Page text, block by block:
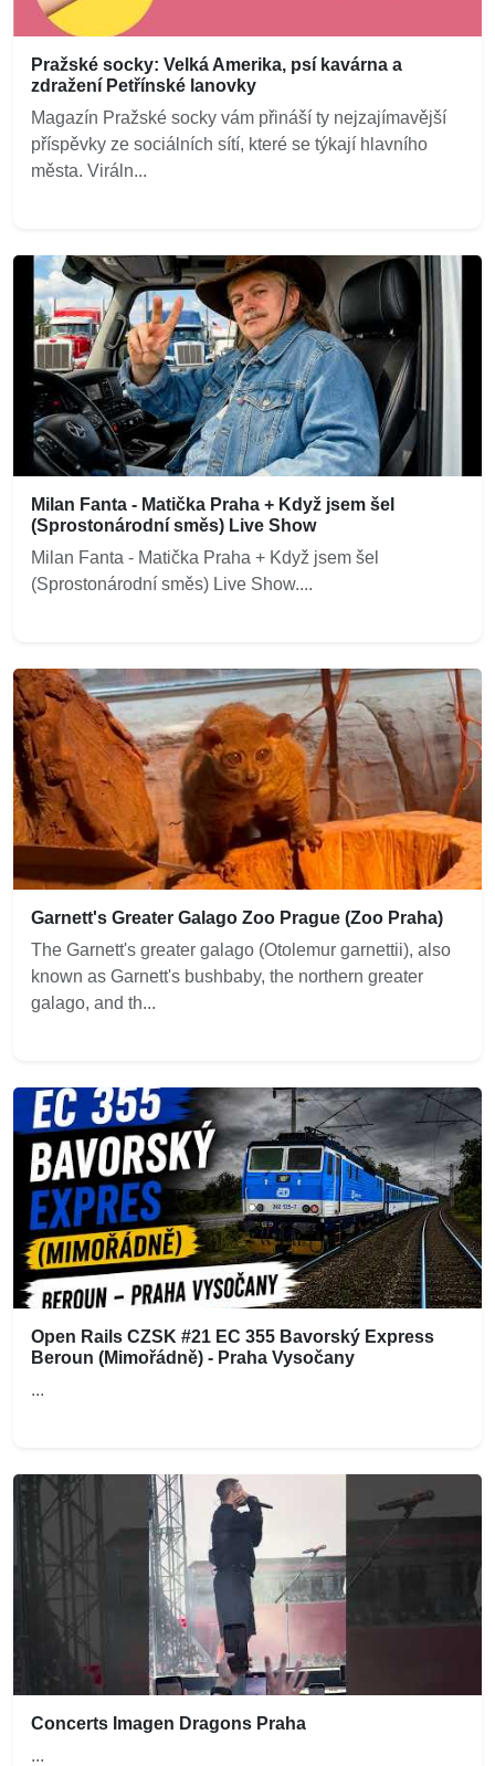
Pražské socky: Velká Amerika, psí kavárna a
zdražení Petřínské lanovky
Magazín Pražské socky vám přináší ty nejzajímavější
příspěvky ze sociálních sítí, které se týkají hlavního
města. Viráln...
Milan Fanta - Matička Praha + Když jsem šel
(Sprostonárodní směs) Live Show
Milan Fanta - Matička Praha + Když jsem šel
(Sprostonárodní směs) Live Show....
Garnett's Greater Galago Zoo Prague (Zoo Praha)
The Garnett's greater galago (Otolemur garnettii), also
known as Garnett's bushbaby, the northern greater
galago, and th...
Open Rails CZSK #21 EC 355 Bavorský Express
Beroun (Mimořádně) - Praha Vysočany
...
Concerts Imagen Dragons Praha
...